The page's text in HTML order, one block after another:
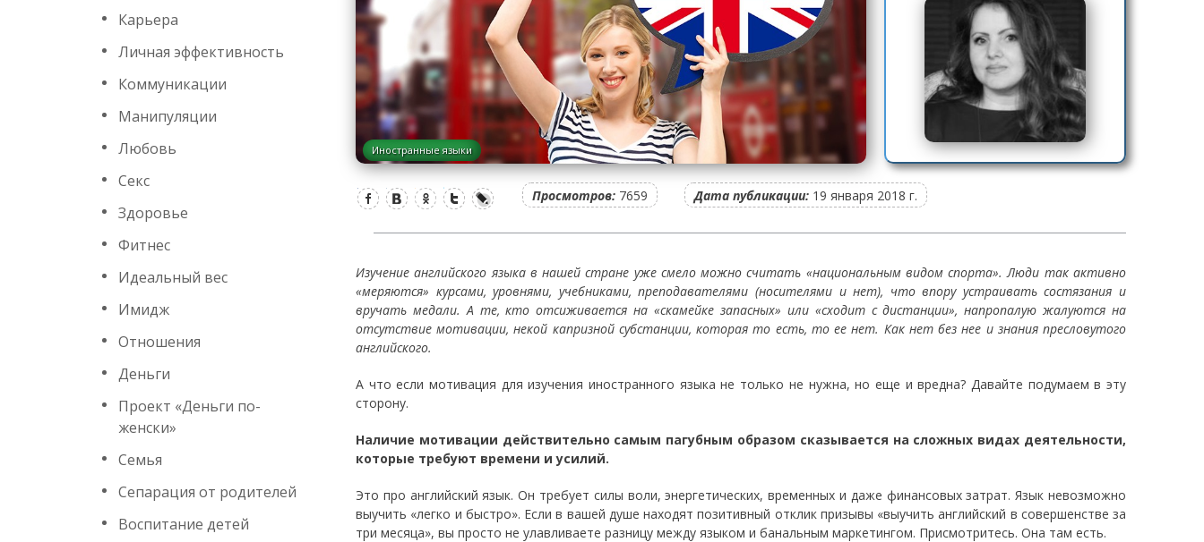
Карьера
Личная эффективность
Коммуникации
Манипуляции
Любовь
Секс
Здоровье
Фитнес
Идеальный вес
Имидж
Отношения
Деньги
Проект «Деньги по-
женски»
Семья
Сепарация от родителей
Воспитание детей
Иностранные языки
Просмотров: 7659 Дата публикации: 19 января 2018 г.
Изучение английского языка в нашей стране уже смело можно считать «национальным видом спорта». Люди так активно
«меряются» курсами, уровнями, учебниками, преподавателями (носителями и нет), что впору устраивать состязания и
вручать медали. А те, кто отсиживается на «скамейке запасных» или «сходит с дистанции», напропалую жалуются на
отсутствие мотивации, некой капризной субстанции, которая то есть, то ее нет. Как нет без нее и знания пресловутого
английского.
А что если мотивация для изучения иностранного языка не только не нужна, но еще и вредна? Давайте подумаем в эту
сторону.
Наличие мотивации действительно самым пагубным образом сказывается на сложных видах деятельности,
которые требуют времени и усилий.
Это про английский язык. Он требует силы воли, энергетических, временных и даже финансовых затрат. Язык невозможно
выучить «легко и быстро». Если в вашей душе находят позитивный отклик призывы «выучить английский в совершенстве за
три месяца», вы просто не улавливаете разницу между языком и банальным маркетингом. Присмотритесь. Она там есть.